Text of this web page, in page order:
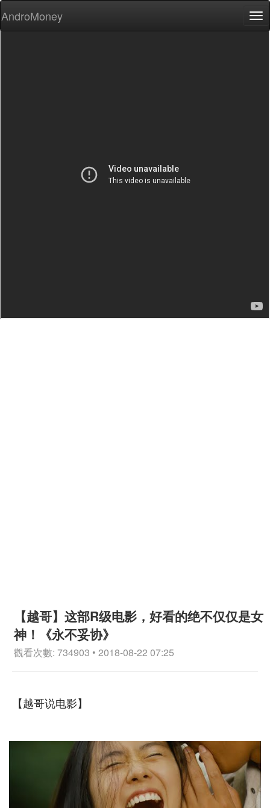
AndroMoney
【越哥】这部R级电影，好看的绝不仅仅是女
神！《永不妥协》
觀看次數: 734903 • 2018-08-22 07:25
【越哥说电影】